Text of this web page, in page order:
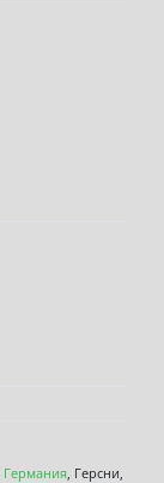
Германия, Герсни,